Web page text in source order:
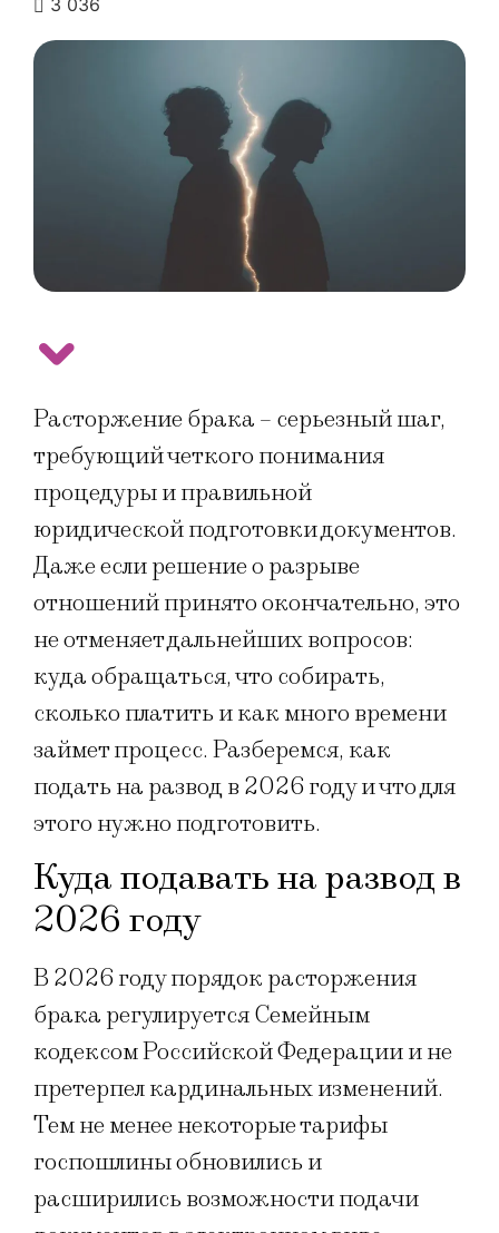
Расторжение брака – серьезный шаг,
требующий четкого понимания
процедуры и правильной
юридической подготовки документов.
Даже если решение о разрыве
отношений принято окончательно, это
не отменяет дальнейших вопросов:
куда обращаться, что собирать,
сколько платить и как много времени
займет процесс. Разберемся, как
подать на развод в 2026 году и что для
этого нужно подготовить.
Куда подавать на развод в
2026 году
В 2026 году порядок расторжения
брака регулируется Семейным
кодексом Российской Федерации и не
претерпел кардинальных изменений.
Тем не менее некоторые тарифы
госпошлины обновились и
расширились возможности подачи